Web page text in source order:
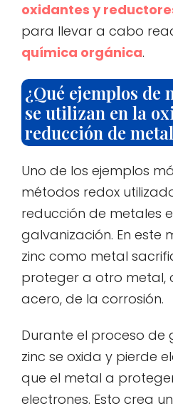
oxidantes y
para llevar a cabo
química orgánica.
¿Qué ejemplos de
se utilizan en la
reducción de
Uno de los ejemplos
métodos redox
reducción de metales
galvanización. En este
zinc como metal
proteger a otro metal,
acero, de la corrosión.
Durante el proceso de
zinc se oxida y pierde
que el metal a
electrones. Esto crea